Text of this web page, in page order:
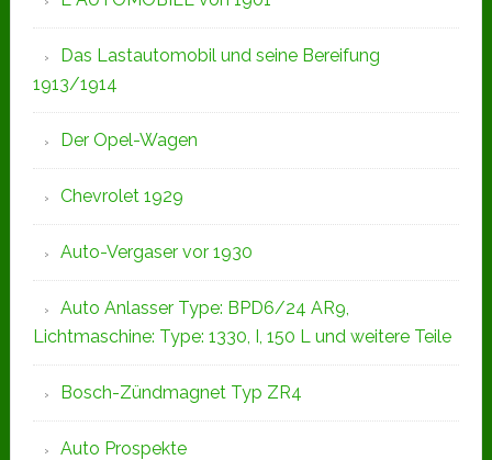
Das Lastautomobil und seine Bereifung
1913/1914
Der Opel-Wagen
Chevrolet 1929
Auto-Vergaser vor 1930
Auto Anlasser Type: BPD6/24 AR9,
Lichtmaschine: Type: 1330, I, 150 L und weitere Teile
Bosch-Zündmagnet Typ ZR4
Auto Prospekte